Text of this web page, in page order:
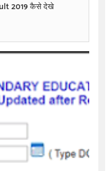
2019 कैसे देखे